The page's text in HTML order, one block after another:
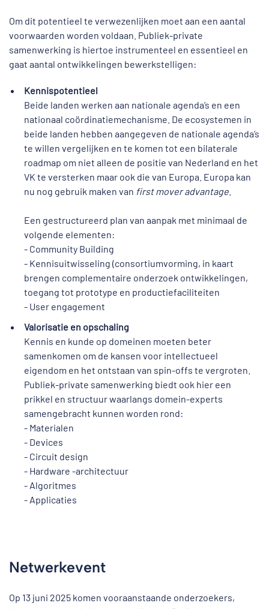
Om dit potentieel te verwezenlijken moet aan een aantal
voorwaarden worden voldaan. Publiek-private
samenwerking is hiertoe instrumenteel en essentieel en
gaat aantal ontwikkelingen bewerkstelligen:
Kennispotentieel
Beide landen werken aan nationale agenda’s en een
nationaal coördinatiemechanisme. De ecosystemen in
beide landen hebben aangegeven de nationale agenda’s
te willen vergelijken en te komen tot een bilaterale
roadmap om niet alleen de positie van Nederland en het
VK te versterken maar ook die van Europa. Europa kan
nu nog gebruik maken van first mover advantage
Een gestructureerd plan van aanpak met minimaal de
volgende elementen:
- Community Building
- Kennisuitwisseling (consortiumvorming, in kaart
brengen complementaire onderzoek ontwikkelingen,
toegang tot prototype en productiefaciliteiten
- User engagement
Valorisatie en opschaling
Kennis en kunde op domeinen moeten beter
samenkomen om de kansen voor intellectueel
eigendom en het ontstaan van spin-offs te vergroten.
Publiek-private samenwerking biedt ook hier een
prikkel en structuur waarlangs domein-experts
samengebracht kunnen worden rond:
- Materialen
- Devices
- Circuit design
- Hardware -architectuur
- Algoritmes
- Applicaties
Netwerkevent
Op 13 juni 2025 komen vooraanstaande onderzoekers,